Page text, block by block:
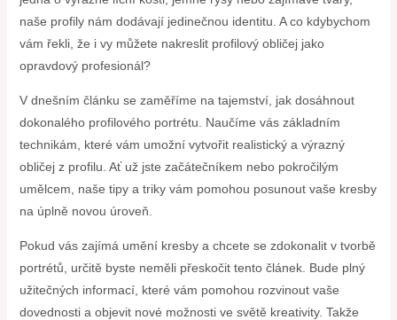
naše profily nám dodávají jedinečnou identitu. A co kdybychom
vám řekli, že i vy můžete nakreslit profilový obličej jako
opravdový profesionál?
V dnešním článku se zaměříme na tajemství, jak dosáhnout
dokonalého profilového portrétu. Naučíme vás základním
technikám, které vám umožní vytvořit realistický a výrazný
obličej z profilu. Ať už jste začátečníkem nebo pokročilým
umělcem, naše tipy a triky vám pomohou posunout vaše kresby
na úplně novou úroveň.
Pokud vás zajímá umění kresby a chcete se zdokonalit v tvorbě
portrétů, určitě byste neměli přeskočit tento článek. Bude plný
užitečných informací, které vám pomohou rozvinout vaše
dovednosti a objevit nové možnosti ve světě kreativity. Takže